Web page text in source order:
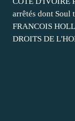
arrêtés dont Soul
FRANCOIS
DROITS DE